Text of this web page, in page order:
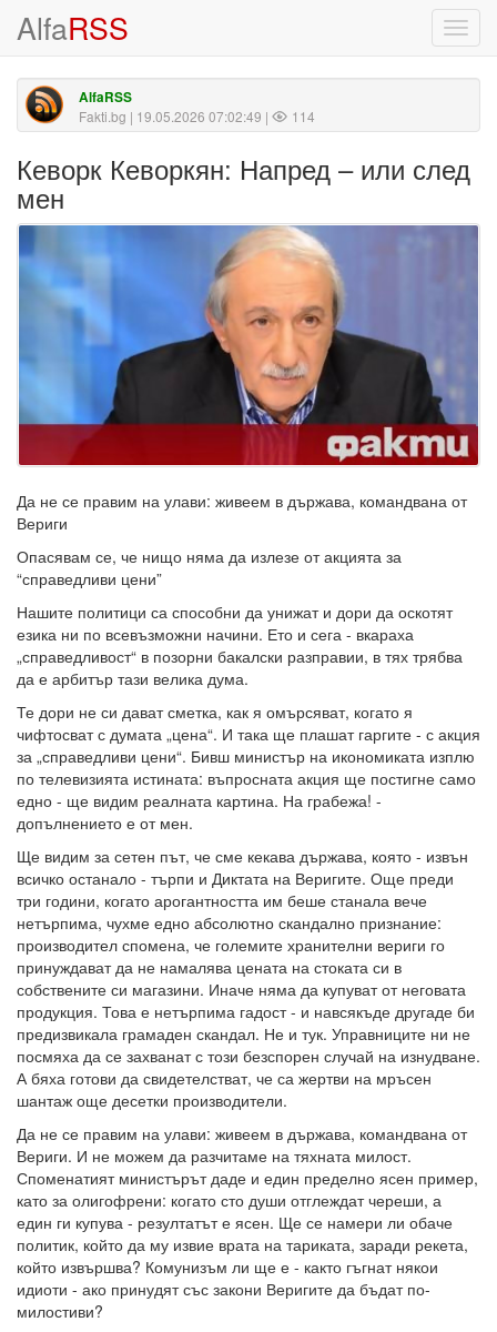
AlfaRSS
AlfaRSS
Fakti.bg | 19.05.2026 07:02:49 | 114
Кеворк Кеворкян: Напред – или след
мен
Да не се правим на улави: живеем в държава, командвана от
Вериги
Опасявам се, че нищо няма да излезе от акцията за
“справедливи цени”
Нашите политици са способни да унижат и дори да оскотят
езика ни по всевъзможни начини. Ето и сега - вкараха
„справедливост“ в позорни бакалски разправии, в тях трябва
да е арбитър тази велика дума.
Те дори не си дават сметка, как я омърсяват, когато я
чифтосват с думата „цена“. И така ще плашат гаргите - с акция
за „справедливи цени“. Бивш министър на икономиката изплю
по телевизията истината: въпросната акция ще постигне само
едно - ще видим реалната картина. На грабежа! -
допълнението е от мен.
Ще видим за сетен път, че сме кекава държава, която - извън
всичко останало - търпи и Диктата на Веригите. Още преди
три години, когато арогантността им беше станала вече
нетърпима, чухме едно абсолютно скандално признание:
производител спомена, че големите хранителни вериги го
принуждават да не намалява цената на стоката си в
собствените си магазини. Иначе няма да купуват от неговата
продукция. Това е нетърпима гадост - и навсякъде другаде би
предизвикала грамаден скандал. Не и тук. Управниците ни не
посмяха да се захванат с този безспорен случай на изнудване.
А бяха готови да свидетелстват, че са жертви на мръсен
шантаж още десетки производители.
Да не се правим на улави: живеем в държава, командвана от
Вериги. И не можем да разчитаме на тяхната милост.
Споменатият министърът даде и един пределно ясен пример,
като за олигофрени: когато сто души отглеждат череши, а
един ги купува - резултатът е ясен. Ще се намери ли обаче
политик, който да му извие врата на тариката, заради рекета,
който извършва? Комунизъм ли ще е - както гъгнат някои
идиоти - ако принудят със закони Веригите да бъдат по-
милостиви?